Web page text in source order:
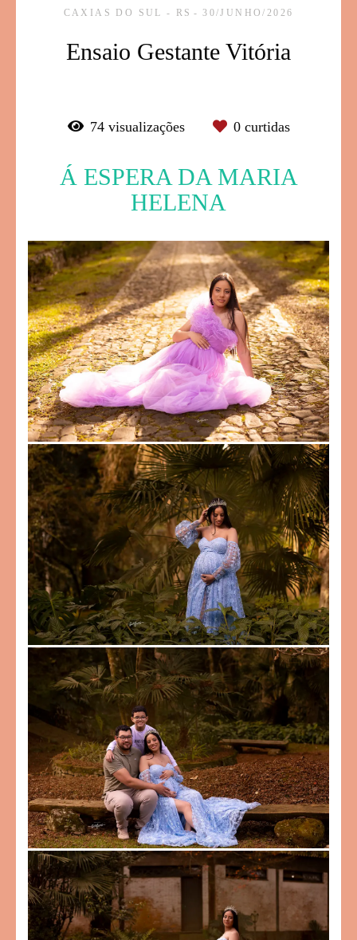
CAXIAS DO SUL - RS
30/JUNHO/2026
Ensaio Gestante Vitória
74visualizações 0curtidas
Á ESPERA DA MARIA
HELENA